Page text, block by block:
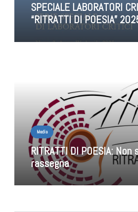
SPECIALE LABORATORI
“RITRATTI DI POESIA”
Media
RITRATTI DI POESIA: Non
rassegna